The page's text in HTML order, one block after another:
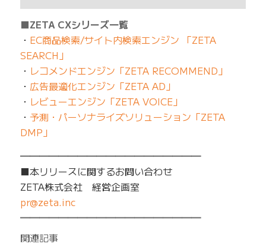
■ZETA CXシリーズ一覧
・ EC商品検索/サイト内検索エンジン 「ZETA
SEARCH」
・ レコメンドエンジン「ZETA RECOMMEND」
・ 広告最適化エンジン「ZETA AD」
・ レビューエンジン「ZETA VOICE」
・ 予測・パーソナライズソリューション「ZETA
DMP」
━━━━━━━━━━━━━━━━━━━
■本リリースに関するお問い合わせ
ZETA株式会社 経営企画室
pr@zeta.inc
━━━━━━━━━━━━━━━━━━━
関連記事